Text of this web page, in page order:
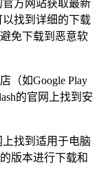
官方网站获取最新
以找到详细的下载
免下载到恶意软
（如Google Play
的官网上找到安
上找到适用于电脑
版本进行下载和